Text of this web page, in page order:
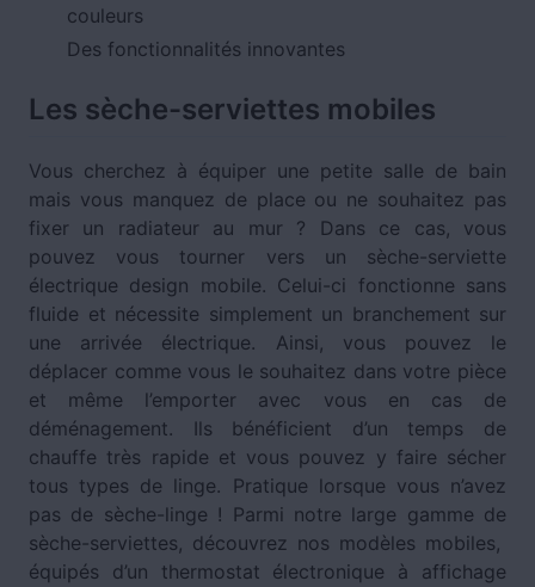
couleurs
Des fonctionnalités innovantes
Les sèche-serviettes mobiles
Vous cherchez à équiper une petite salle de bain
mais vous manquez de place ou ne souhaitez pas
fixer un radiateur au mur ? Dans ce cas, vous
pouvez vous tourner vers un sèche-serviette
électrique design mobile. Celui-ci fonctionne sans
fluide et nécessite simplement un branchement sur
une arrivée électrique. Ainsi, vous pouvez le
déplacer comme vous le souhaitez dans votre pièce
et même l’emporter avec vous en cas de
déménagement. Ils bénéficient d’un temps de
chauffe très rapide et vous pouvez y faire sécher
tous types de linge. Pratique lorsque vous n’avez
pas de sèche-linge ! Parmi notre large gamme de
sèche-serviettes, découvrez nos modèles mobiles,
équipés d’un thermostat électronique à affichage